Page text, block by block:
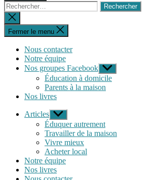
Rechercher :
Fermer
la
recherche
Fermer le menu
Nous contacter
Notre équipe
Nos groupes Facebook Afficher
le
sous-
menu
Éducation à domicile
Parents à la maison
Nos livres
Articles Afficher
le
sous-
menu
Éduquer autrement
Travailler de la maison
Vivre mieux
Acheter local
Notre équipe
Nos livres